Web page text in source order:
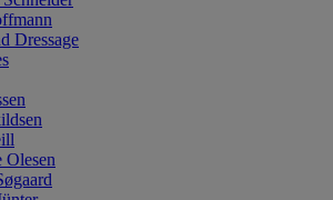
Dressage
Olesen